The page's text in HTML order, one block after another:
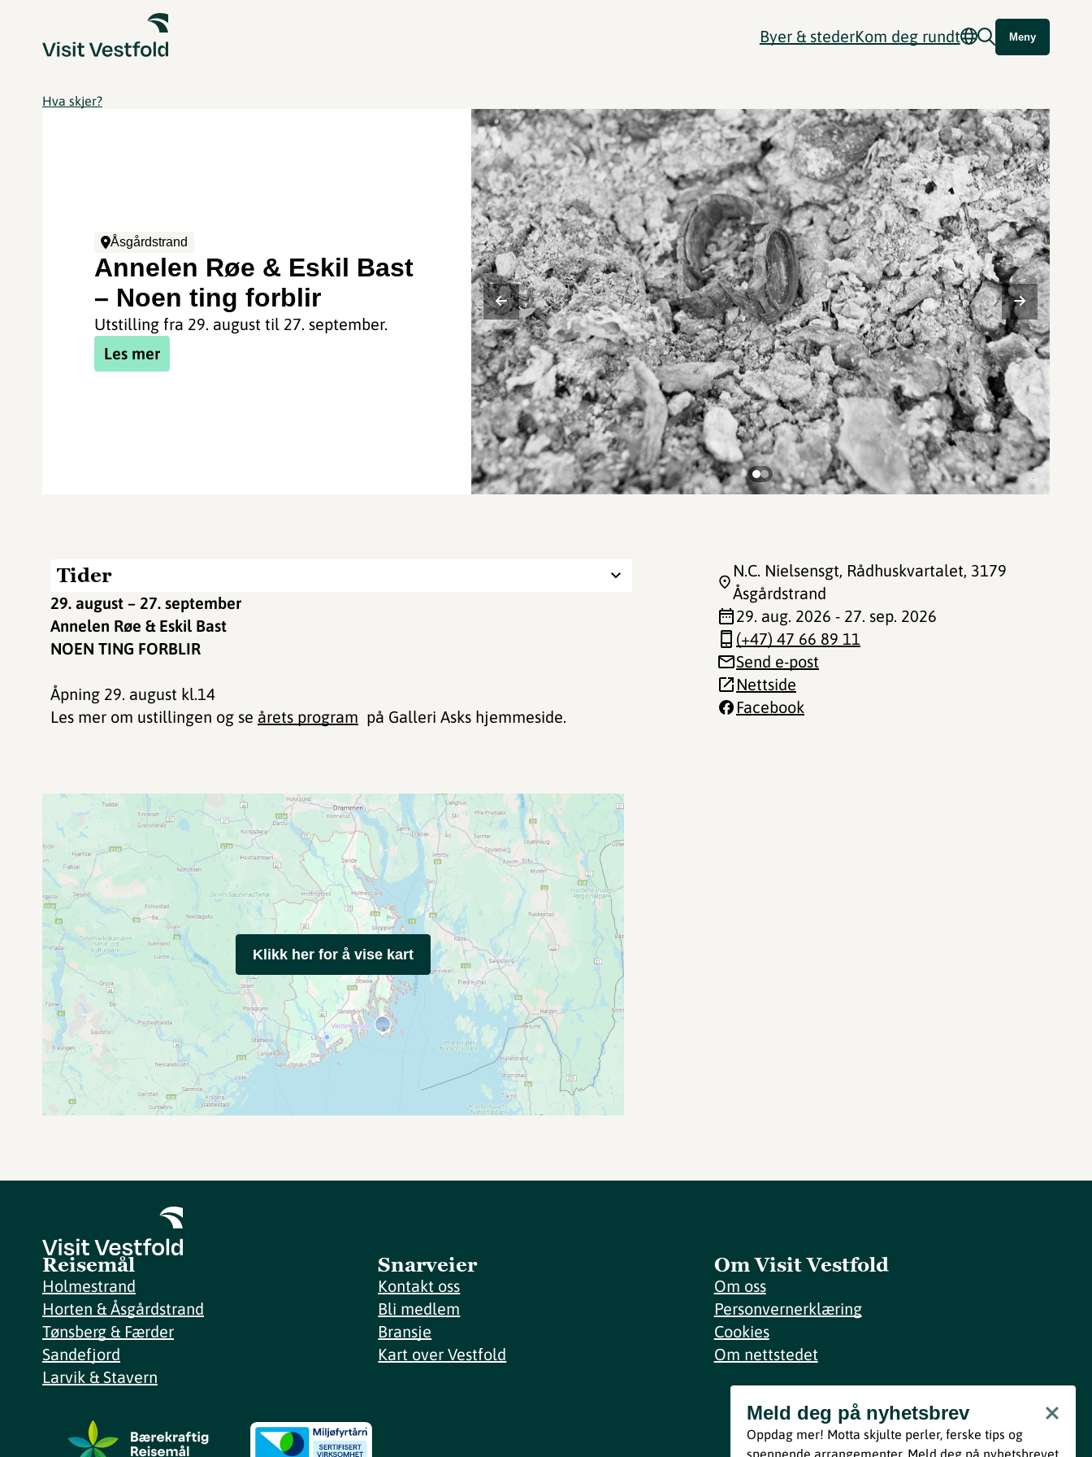
Byer & stederKom deg rundt Meny
Hva skjer?
Åsgårdstrand
Annelen Røe & Eskil Bast
– Noen ting forblir
Utstilling fra 29. august til 27. september.
Les mer
©
Tider
29. august – 27. september
Annelen Røe & Eskil Bast
NOEN TING FORBLIR
Åpning 29. august kl.14
Les mer om ustillingen og se årets program på Galleri Asks hjemmeside.
N.C. Nielsensgt, Rådhuskvartalet, 3179
Åsgårdstrand
29. aug. 2026 - 27. sep. 2026
(+47) 47 66 89 11
Send e-post
Nettside
Facebook
Klikk her for å vise kart
Reisemål
Holmestrand
Horten & Åsgårdstrand
Tønsberg & Færder
Sandefjord
Larvik & Stavern
Snarveier
Kontakt oss
Bli medlem
Bransje
Kart over Vestfold
Om Visit Vestfold
Om oss
Personvernerklæring
Cookies
Om nettstedet
Meld deg på nyhetsbrev
Bli med
Meld deg på nyhetsbrev
Oppdag mer! Motta skjulte perler, ferske tips og
spennende arrangementer. Meld deg på nyhetsbrevet